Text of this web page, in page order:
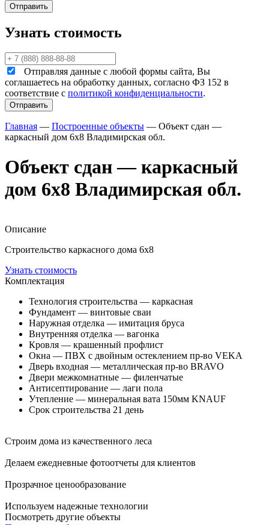
Узнать стоимость
Отправляя данные с любой формы сайта, Вы
соглашаетесь на обработку данных, согласно ФЗ 152 в
соответствие с политикой конфиденциальности.
Главная — Построенные объекты — Объект сдан —
каркасный дом 6х8 Владимирская обл.
Объект сдан — каркасный
дом 6х8 Владимирская обл.
Описание
Строительство каркасного дома 6х8
Узнать стоимость
Комплектация
Технология строительства — каркасная
Фундамент — винтовые сваи
Наружная отделка — имитация бруса
Внутренняя отделка — вагонка
Кровля — крашенный профлист
Окна — ПВХ с двойным остеклением пр-во VEKA
Дверь входная — металлическая пр-во BRAVO
Двери межкомнатные — филенчатые
Антисептирование — лаги пола
Утепление — минеральная вата 150мм KNAUF
Срок строительства 21 день
Строим дома из качественного леса
Делаем ежедневные фотоотчеты для клиентов
Прозрачное ценообразование
Используем надежные технологии
Посмотреть другие объекты